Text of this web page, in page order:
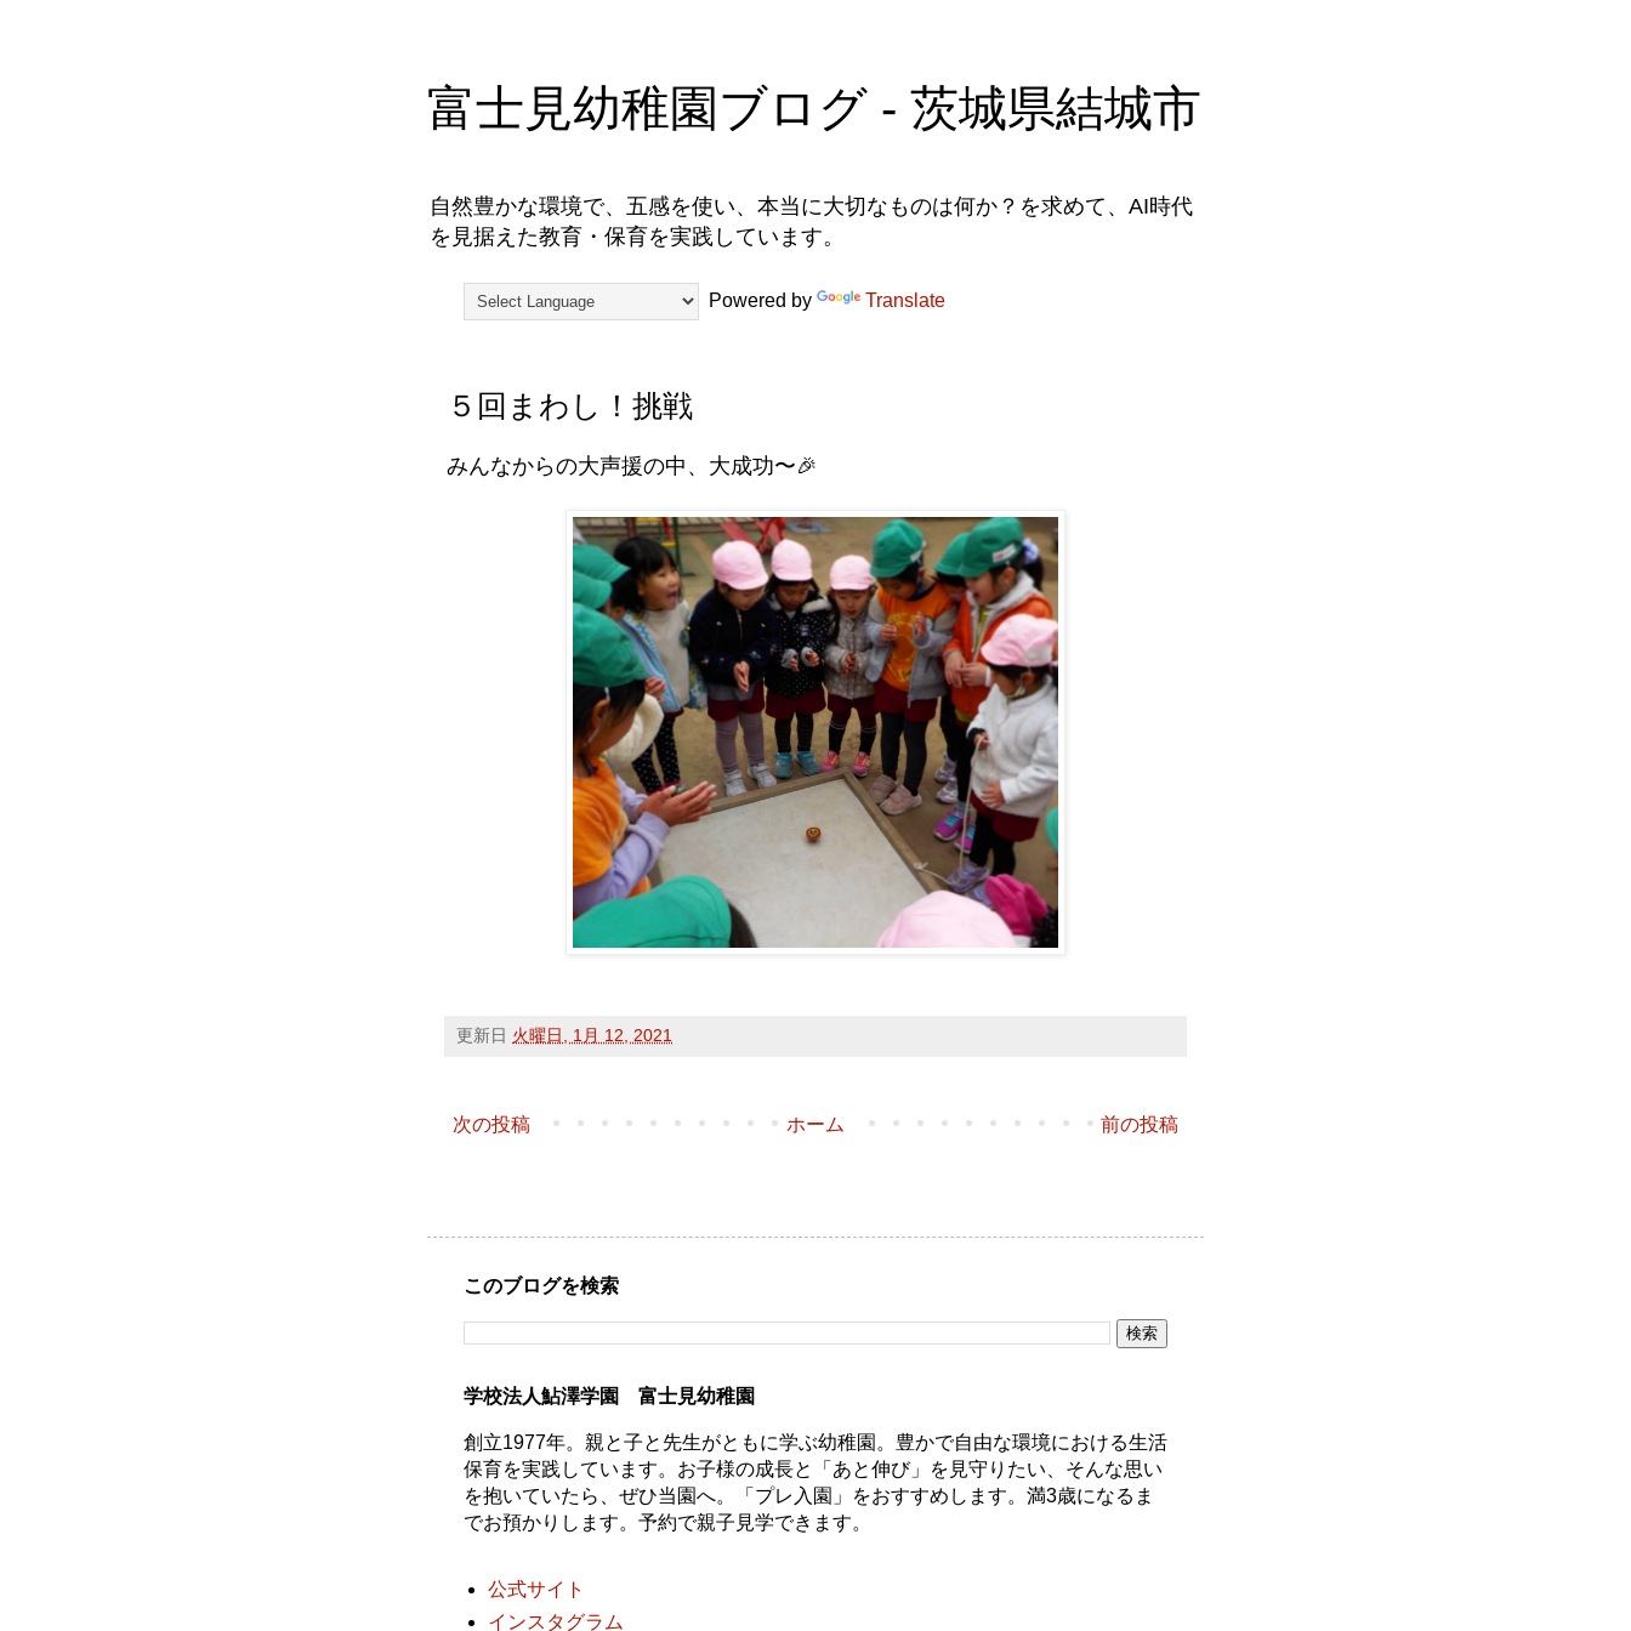
富士見幼稚園ブログ - 茨城県結城市
自然豊かな環境で、五感を使い、本当に大切なものは何か？を求めて、AI時代
を見据えた教育・保育を実践しています。
Powered by Translate
５回まわし！挑戦
みんなからの大声援の中、大成功〜🎉
更新日 火曜日, 1月 12, 2021
次の投稿 前の投稿
ホーム
このブログを検索
学校法人鮎澤学園 富士見幼稚園
創立1977年。親と子と先生がともに学ぶ幼稚園。豊かで自由な環境における生活
保育を実践しています。お子様の成長と「あと伸び」を見守りたい、そんな思い
を抱いていたら、ぜひ当園へ。「プレ入園」をおすすめします。満3歳になるま
でお預かりします。予約で親子見学できます。
公式サイト
インスタグラム